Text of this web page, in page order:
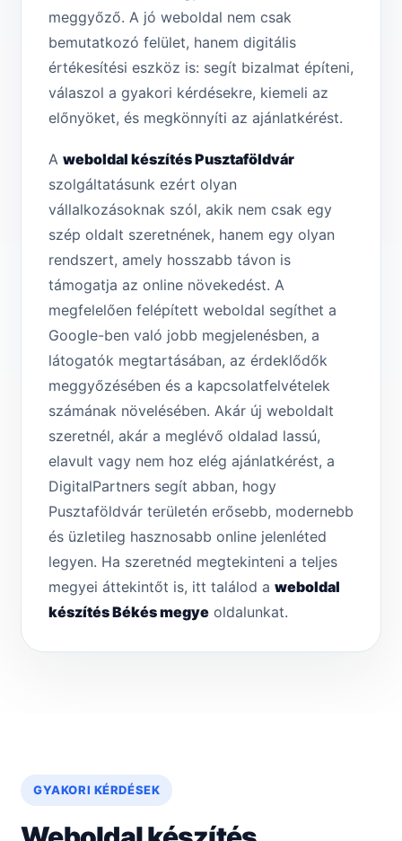
meggyőző. A jó weboldal nem csak
bemutatkozó felület, hanem digitális
értékesítési eszköz is: segít bizalmat építeni,
válaszol a gyakori kérdésekre, kiemeli az
előnyöket, és megkönnyíti az ajánlatkérést.
A weboldal készítés Pusztaföldvár
szolgáltatásunk ezért olyan
vállalkozásoknak szól, akik nem csak egy
szép oldalt szeretnének, hanem egy olyan
rendszert, amely hosszabb távon is
támogatja az online növekedést. A
megfelelően felépített weboldal segíthet a
Google-ben való jobb megjelenésben, a
látogatók megtartásában, az érdeklődők
meggyőzésében és a kapcsolatfelvételek
számának növelésében. Akár új weboldalt
szeretnél, akár a meglévő oldalad lassú,
elavult vagy nem hoz elég ajánlatkérést, a
DigitalPartners segít abban, hogy
Pusztaföldvár területén erősebb, modernebb
és üzletileg hasznosabb online jelenléted
legyen. Ha szeretnéd megtekinteni a teljes
megyei áttekintőt is, itt találod a weboldal
készítés Békés megye oldalunkat.
GYAKORI KÉRDÉSEK